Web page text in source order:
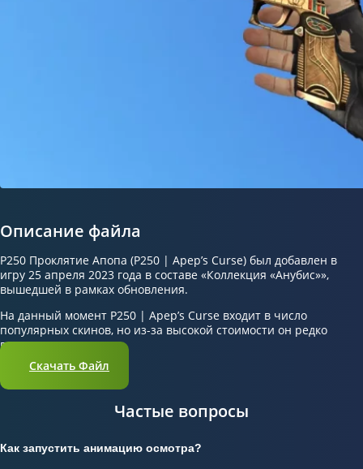
Описание файла
P250 Проклятие Апопа (P250 | Apep’s Curse) был добавлен в
игру 25 апреля 2023 года в составе «Коллекция «Анубис»»,
вышедшей в рамках обновления.
На данный момент P250 | Apep’s Curse входит в число
популярных скинов, но из-за высокой стоимости он редко
встречается в игре.
Скачать Файл
Частые вопросы
Как запустить анимацию осмотра?